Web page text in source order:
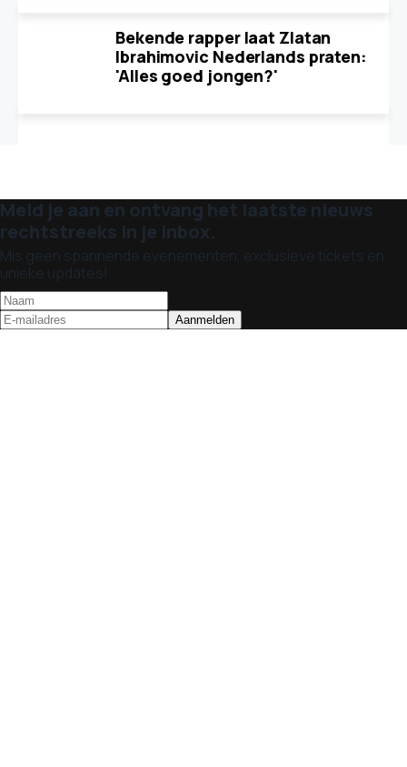
Bekende rapper laat Zlatan
Ibrahimovic Nederlands praten:
'Alles goed jongen?'
Meld je aan en ontvang het laatste nieuws
rechtstreeks in je inbox.
Mis geen spannende evenementen, exclusieve tickets en
unieke updates!